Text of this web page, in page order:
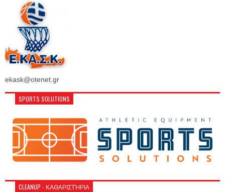
ekask@otenet.gr
SPORTS SOLUTIONS
CLEANUP - ΚΑΘΑΡΙΣΤΉΡΙΑ